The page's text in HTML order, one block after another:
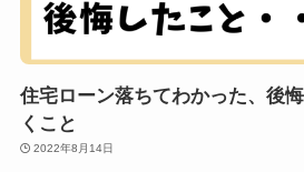
住宅ローン落ちてわかった、後
くこと
2022年8月14日